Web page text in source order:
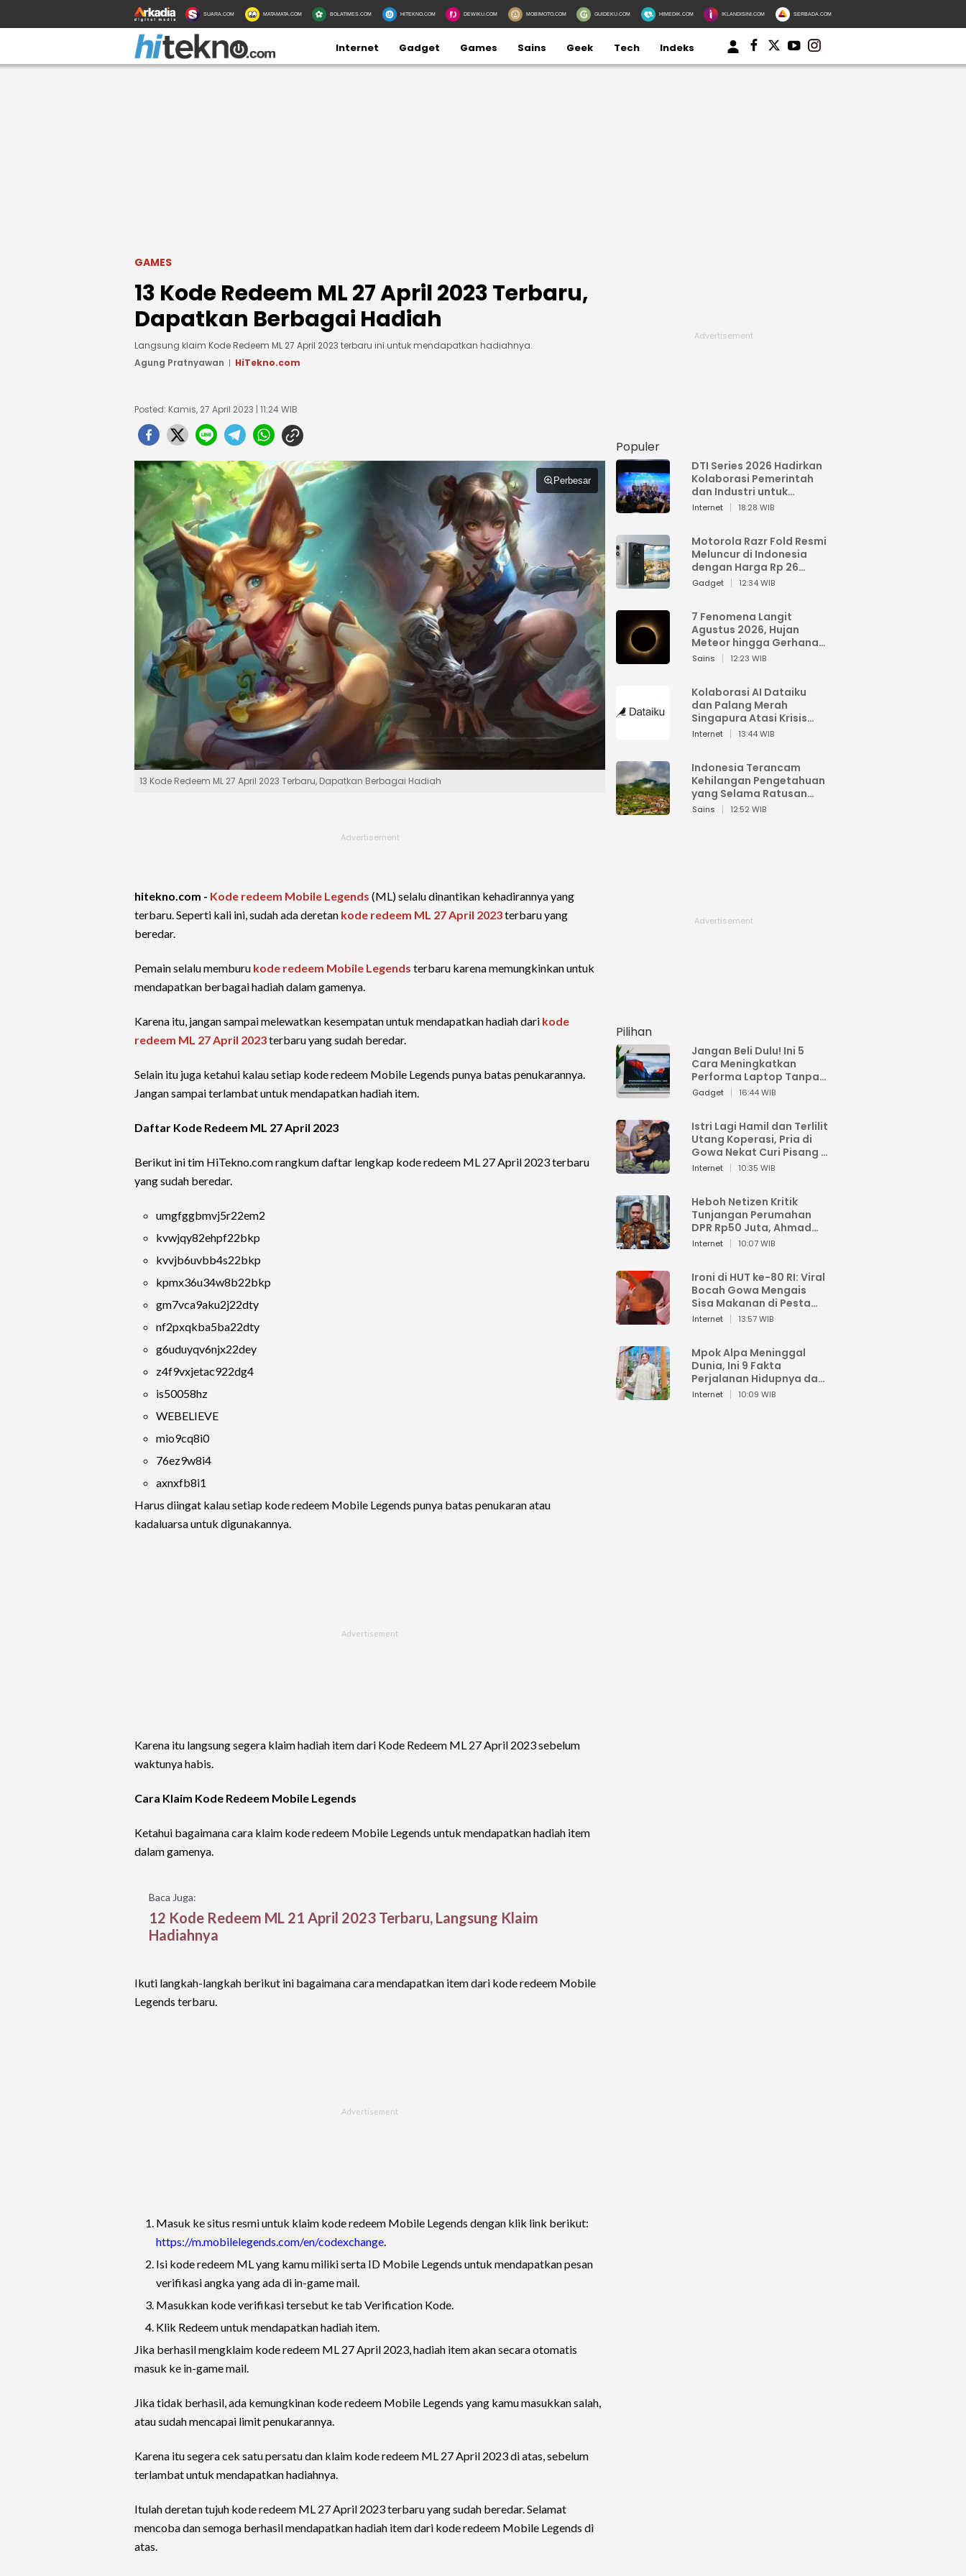
SUARA.COM MATAMATA.COM BOLATIMES.COM HITEKNO.COM DEWIKU.COM MOBIMOTO.COM GUIDEKU.COM HIMEDIK.COM IKLANDISINI.COM SERBADA.COM
Internet Gadget Games Sains Geek Tech Indeks
GAMES
13 Kode Redeem ML 27 April 2023 Terbaru,
Dapatkan Berbagai Hadiah
Langsung klaim Kode Redeem ML 27 April 2023 terbaru ini untuk mendapatkan hadiahnya.
Agung Pratnyawan
HiTekno.com
Posted: Kamis, 27 April 2023 | 11:24 WIB
Perbesar
13 Kode Redeem ML 27 April 2023 Terbaru, Dapatkan Berbagai Hadiah
hitekno.com - Kode redeem Mobile Legends (ML) selalu dinantikan kehadirannya yang
terbaru. Seperti kali ini, sudah ada deretan kode redeem ML 27 April 2023terbaru yang
beredar.
Pemain selalu memburu kode redeem Mobile Legends terbaru karena memungkinkan untuk
mendapatkan berbagai hadiah dalam gamenya.
Karena itu, jangan sampai melewatkan kesempatan untuk mendapatkan hadiah dari kode
redeem ML 27 April 2023terbaru yang sudah beredar.
Selain itu juga ketahui kalau setiap kode redeem Mobile Legends punya batas penukarannya.
Jangan sampai terlambat untuk mendapatkan hadiah item.
Daftar Kode Redeem ML 27 April 2023
Berikut ini tim HiTekno.com rangkum daftar lengkap kode redeem ML 27 April 2023 terbaru
yang sudah beredar.
umgfggbmvj5r22em2
kvwjqy82ehpf22bkp
kvvjb6uvbb4s22bkp
kpmx36u34w8b22bkp
gm7vca9aku2j22dty
nf2pxqkba5ba22dty
g6uduyqv6njx22dey
z4f9vxjetac922dg4
is50058hz
WEBELIEVE
mio9cq8i0
76ez9w8i4
axnxfb8i1
Harus diingat kalau setiap kode redeem Mobile Legends punya batas penukaran atau
kadaluarsa untuk digunakannya.
Karena itu langsung segera klaim hadiah item dari Kode Redeem ML 27 April 2023 sebelum
waktunya habis.
Cara Klaim Kode Redeem Mobile Legends
Ketahui bagaimana cara klaim kode redeem Mobile Legends untuk mendapatkan hadiah item
dalam gamenya.
Baca Juga:
12 Kode Redeem ML 21 April 2023 Terbaru, Langsung Klaim
Hadiahnya
Ikuti langkah-langkah berikut ini bagaimana cara mendapatkan item dari kode redeem Mobile
Legends terbaru.
Masuk ke situs resmi untuk klaim kode redeem Mobile Legends dengan klik link berikut:
https://m.mobilelegends.com/en/codexchange.
Isi kode redeem ML yang kamu miliki serta ID Mobile Legends untuk mendapatkan pesan
verifikasi angka yang ada di in-game mail.
Masukkan kode verifikasi tersebut ke tab Verification Kode.
Klik Redeem untuk mendapatkan hadiah item.
Jika berhasil mengklaim kode redeem ML 27 April 2023, hadiah item akan secara otomatis
masuk ke in-game mail.
Jika tidak berhasil, ada kemungkinan kode redeem Mobile Legends yang kamu masukkan salah,
atau sudah mencapai limit penukarannya.
Karena itu segera cek satu persatu dan klaim kode redeem ML 27 April 2023 di atas, sebelum
terlambat untuk mendapatkan hadiahnya.
Itulah deretan tujuh kode redeem ML 27 April 2023 terbaru yang sudah beredar. Selamat
mencoba dan semoga berhasil mendapatkan hadiah item dari kode redeem Mobile Legends di
atas.
Populer
DTI Series 2026 Hadirkan
Kolaborasi Pemerintah
dan Industri untuk
Percepatan
Internet 18:28 WIB
Motorola Razr Fold Resmi
Meluncur di Indonesia
dengan Harga Rp 26
Jutaan
Gadget 12:34 WIB
7 Fenomena Langit
Agustus 2026, Hujan
Meteor hingga Gerhana
Matahari
Sains 12:23 WIB
Kolaborasi AI Dataiku
dan Palang Merah
Singapura Atasi Krisis
Bencana
Internet 13:44 WIB
Indonesia Terancam
Kehilangan Pengetahuan
yang Selama Ratusan
Tahun Menjaga Alam
Sains 12:52 WIB
Pilihan
Jangan Beli Dulu! Ini 5
Cara Meningkatkan
Performa Laptop Tanpa
Harus Beli Baru
Gadget 16:44 WIB
Istri Lagi Hamil dan Terlilit
Utang Koperasi, Pria di
Gowa Nekat Curi Pisang 4
Tandan Milik Tetangga,
Internet 10:35 WIB
Heboh Netizen Kritik
Tunjangan Perumahan
DPR Rp50 Juta, Ahmad
Sahroni: Enggak Senang
Internet 10:07 WIB
Ironi di HUT ke-80 RI: Viral
Bocah Gowa Mengais
Sisa Makanan di Pesta
Kemerdekaan
Internet 13:57 WIB
Mpok Alpa Meninggal
Dunia, Ini 9 Fakta
Perjalanan Hidupnya dari
Viral hingga Puncak
Internet 10:09 WIB